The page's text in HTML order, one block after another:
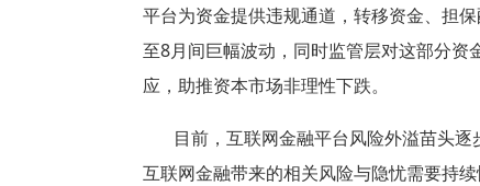
平台为资金提供违规通道，转移资金、担
至8月间巨幅波动，同时监管层对这部分资
应，助推资本市场非理性下跌。
目前，互联网金融平台风险外溢苗头逐
互联网金融带来的相关风险与隐忧需要持